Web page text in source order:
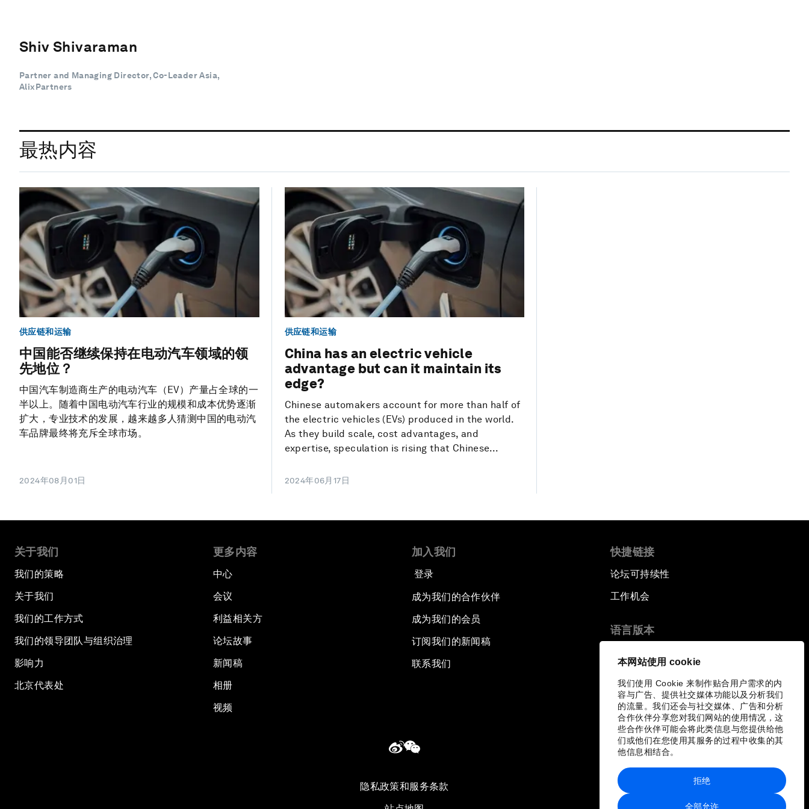
本网站使用 cookie
我们使用 Cookie 来制作贴合用户需求的内
容与广告、提供社交媒体功能以及分析我们
的流量。我们还会与社交媒体、广告和分析
合作伙伴分享您对我们网站的使用情况，这
些合作伙伴可能会将此类信息与您提供给他
们或他们在您使用其服务的过程中收集的其
他信息相结合。
全部允许
拒绝
Shiv Shivaraman
Partner and Managing Director, Co-Leader Asia,
AlixPartners
最热内容
供应链和运输
中国能否继续保持在电动汽车领域的领
先地位？
中国汽车制造商生产的电动汽车（EV）产量占全球的一
半以上。随着中国电动汽车行业的规模和成本优势逐渐
扩大，专业技术的发展，越来越多人猜测中国的电动汽
车品牌最终将充斥全球市场。
2024年08月01日
供应链和运输
China has an electric vehicle
advantage but can it maintain its
edge?
Chinese automakers account for more than half of
the electric vehicles (EVs) produced in the world.
As they build scale, cost advantages, and
expertise, speculation is rising that Chinese...
2024年06月17日
关于我们
我们的策略
关于我们
我们的工作方式
我们的领导团队与组织治理
影响力
北京代表处
更多内容
中心
会议
利益相关方
论坛故事
新闻稿
相册
视频
加入我们
登录
成为我们的合作伙伴
成为我们的会员
订阅我们的新闻稿
联系我们
快捷链接
论坛可持续性
工作机会
语言版本
隐私政策和服务条款